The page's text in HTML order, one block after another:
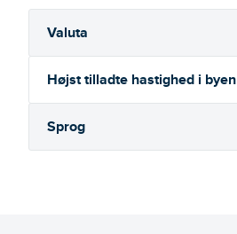
Valuta
Højst tilladte hastighed i byen
Sprog